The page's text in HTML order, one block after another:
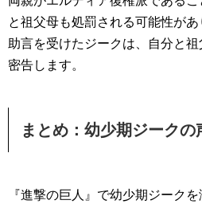
と祖父母も処罰される可能性が
助言を受けたジークは、自分と
密告します。
まとめ：幼少期ジーク
『進撃の巨人』で幼少期ジーク